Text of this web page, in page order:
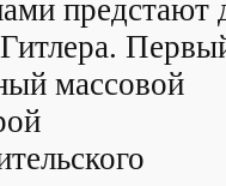
предстают
массовой